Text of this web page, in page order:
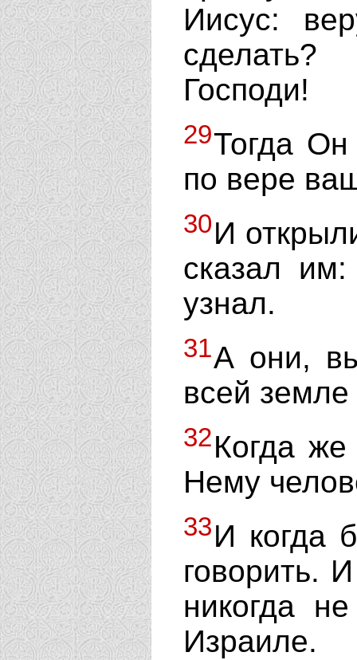
Иисус:
Господи!
29Тогда Он
по вере
30И
сказал
узнал.
31А они,
всей земле
32Когда
Нему
33И когда
говорить.
никогда
Израиле.